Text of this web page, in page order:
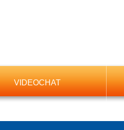
VIDEOCHAT